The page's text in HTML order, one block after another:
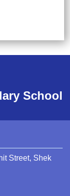
School
Street, Shek